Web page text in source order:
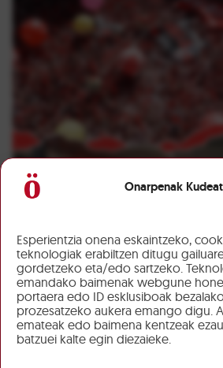
Onarpenak
Esperientzia onena eskaintzeko,
teknologiak erabiltzen ditugu
gordetzeko eta/edo sartzeko.
emandako baimenak webgune
portaera edo ID esklusiboak
prozesatzeko aukera emango digu.
emateak edo baimena kentzeak
batzuei kalte egin diezaieke.